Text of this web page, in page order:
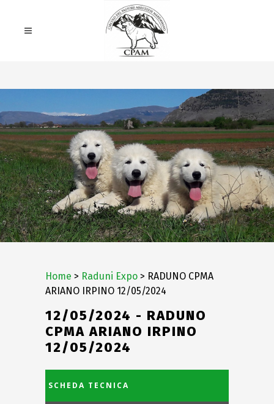
Home > Raduni Expo > RADUNO CPMA
ARIANO IRPINO 12/05/2024
12/05/2024 - RADUNO
CPMA ARIANO IRPINO
12/05/2024
SCHEDA TECNICA